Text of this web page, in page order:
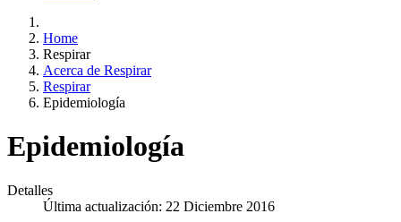
Home
Respirar
Acerca de Respirar
Respirar
Epidemiología
Epidemiología
Detalles
Última actualización: 22 Diciembre 2016